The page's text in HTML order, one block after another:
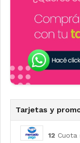
Tarjetas y
12 Cuota